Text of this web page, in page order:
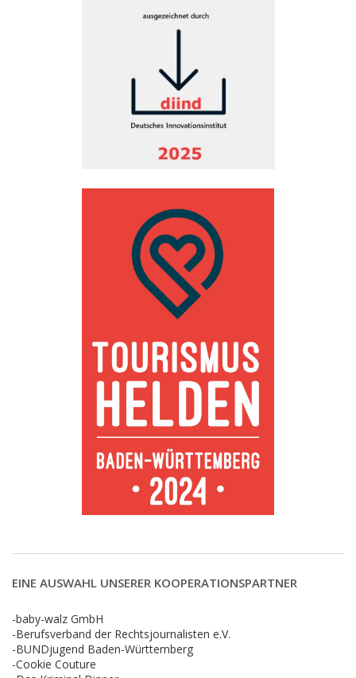
EINE AUSWAHL UNSERER KOOPERATIONSPARTNER
-baby-walz GmbH
-Berufsverband der Rechtsjournalisten e.V.
-BUNDjugend Baden-Württemberg
-Cookie Couture